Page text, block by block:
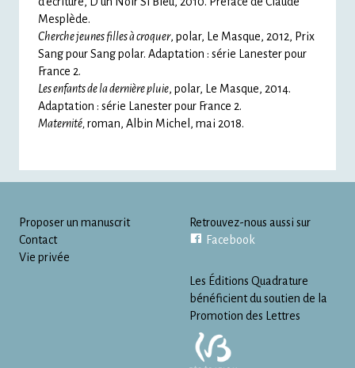
Mesplède.
Cherche jeunes filles à croquer, polar, Le Masque, 2012, Prix
Sang pour Sang polar. Adaptation : série Lanester pour
France 2.
Les enfants de la dernière pluie, polar, Le Masque, 2014.
Adaptation : série Lanester pour France 2.
Maternité,roman, Albin Michel, mai 2018.
Proposer un manuscrit
Contact
Vie privée
Retrouvez-nous aussi sur
Facebook
Les Éditions Quadrature
bénéficient du soutien de la
Promotion des Lettres